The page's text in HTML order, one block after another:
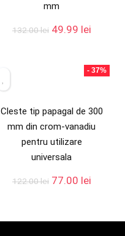
mm
132.00lei 49.99 lei
- 37%
Cleste tip papagal de 300
mm din crom-vanadiu
pentru utilizare
universala
122.00lei 77.00 lei